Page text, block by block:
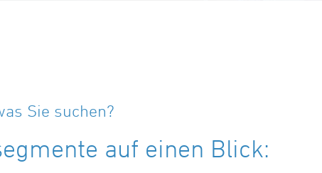
Sie suchen?
auf einen Blick: